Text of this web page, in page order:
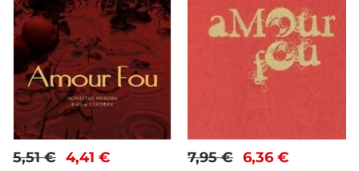
4,41 €
5,51 € 6,36 €
7,95 €